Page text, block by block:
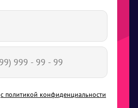
с политикой конфиденциальности